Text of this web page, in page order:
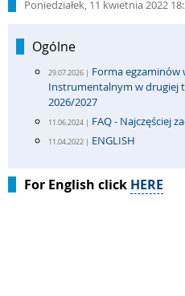
Poniedziałek, 11 kwietnia 2022
Ogólne
29.07.2026 | Forma egzaminów
Instrumentalnym w drugiej
2026/2027
11.06.2024 | FAQ - Najczęściej
11.04.2022 | ENGLISH
For English click HERE